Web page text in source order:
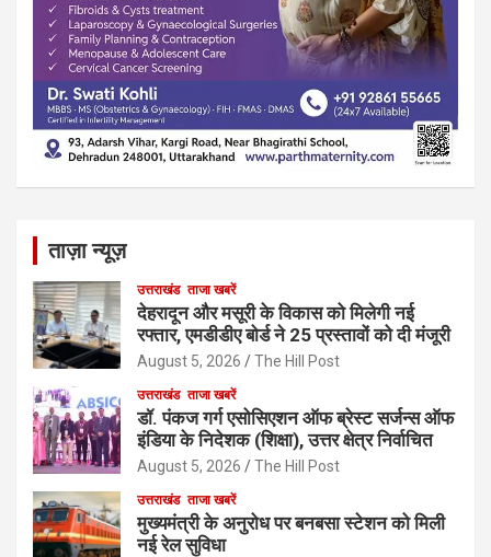
ताज़ा न्यूज़
उत्तराखंड ताजा खबरें
देहरादून और मसूरी के विकास को मिलेगी नई
रफ्तार, एमडीडीए बोर्ड ने 25 प्रस्तावों को दी मंजूरी
August 5, 2026 The Hill Post
उत्तराखंड ताजा खबरें
डॉ. पंकज गर्ग एसोसिएशन ऑफ ब्रेस्ट सर्जन्स ऑफ
इंडिया के निदेशक (शिक्षा), उत्तर क्षेत्र निर्वाचित
August 5, 2026 The Hill Post
उत्तराखंड ताजा खबरें
मुख्यमंत्री के अनुरोध पर बनबसा स्टेशन को मिली
नई रेल सुविधा